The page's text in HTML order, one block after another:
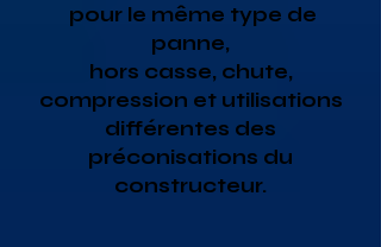
pour le même type de
panne,
hors casse, chute,
compression et utilisations
différentes des
préconisations du
constructeur.